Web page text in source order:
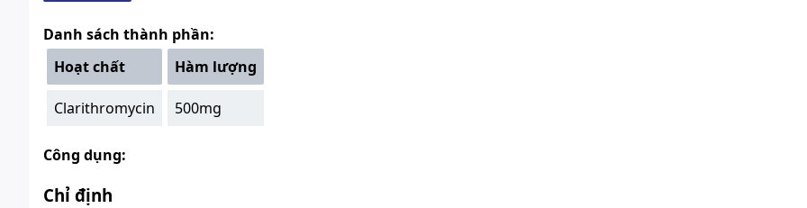
Danh sách thành phần:
Hoạt chất
Hàm lượng
Clarithromycin 500mg
Công dụng:
Chỉ định